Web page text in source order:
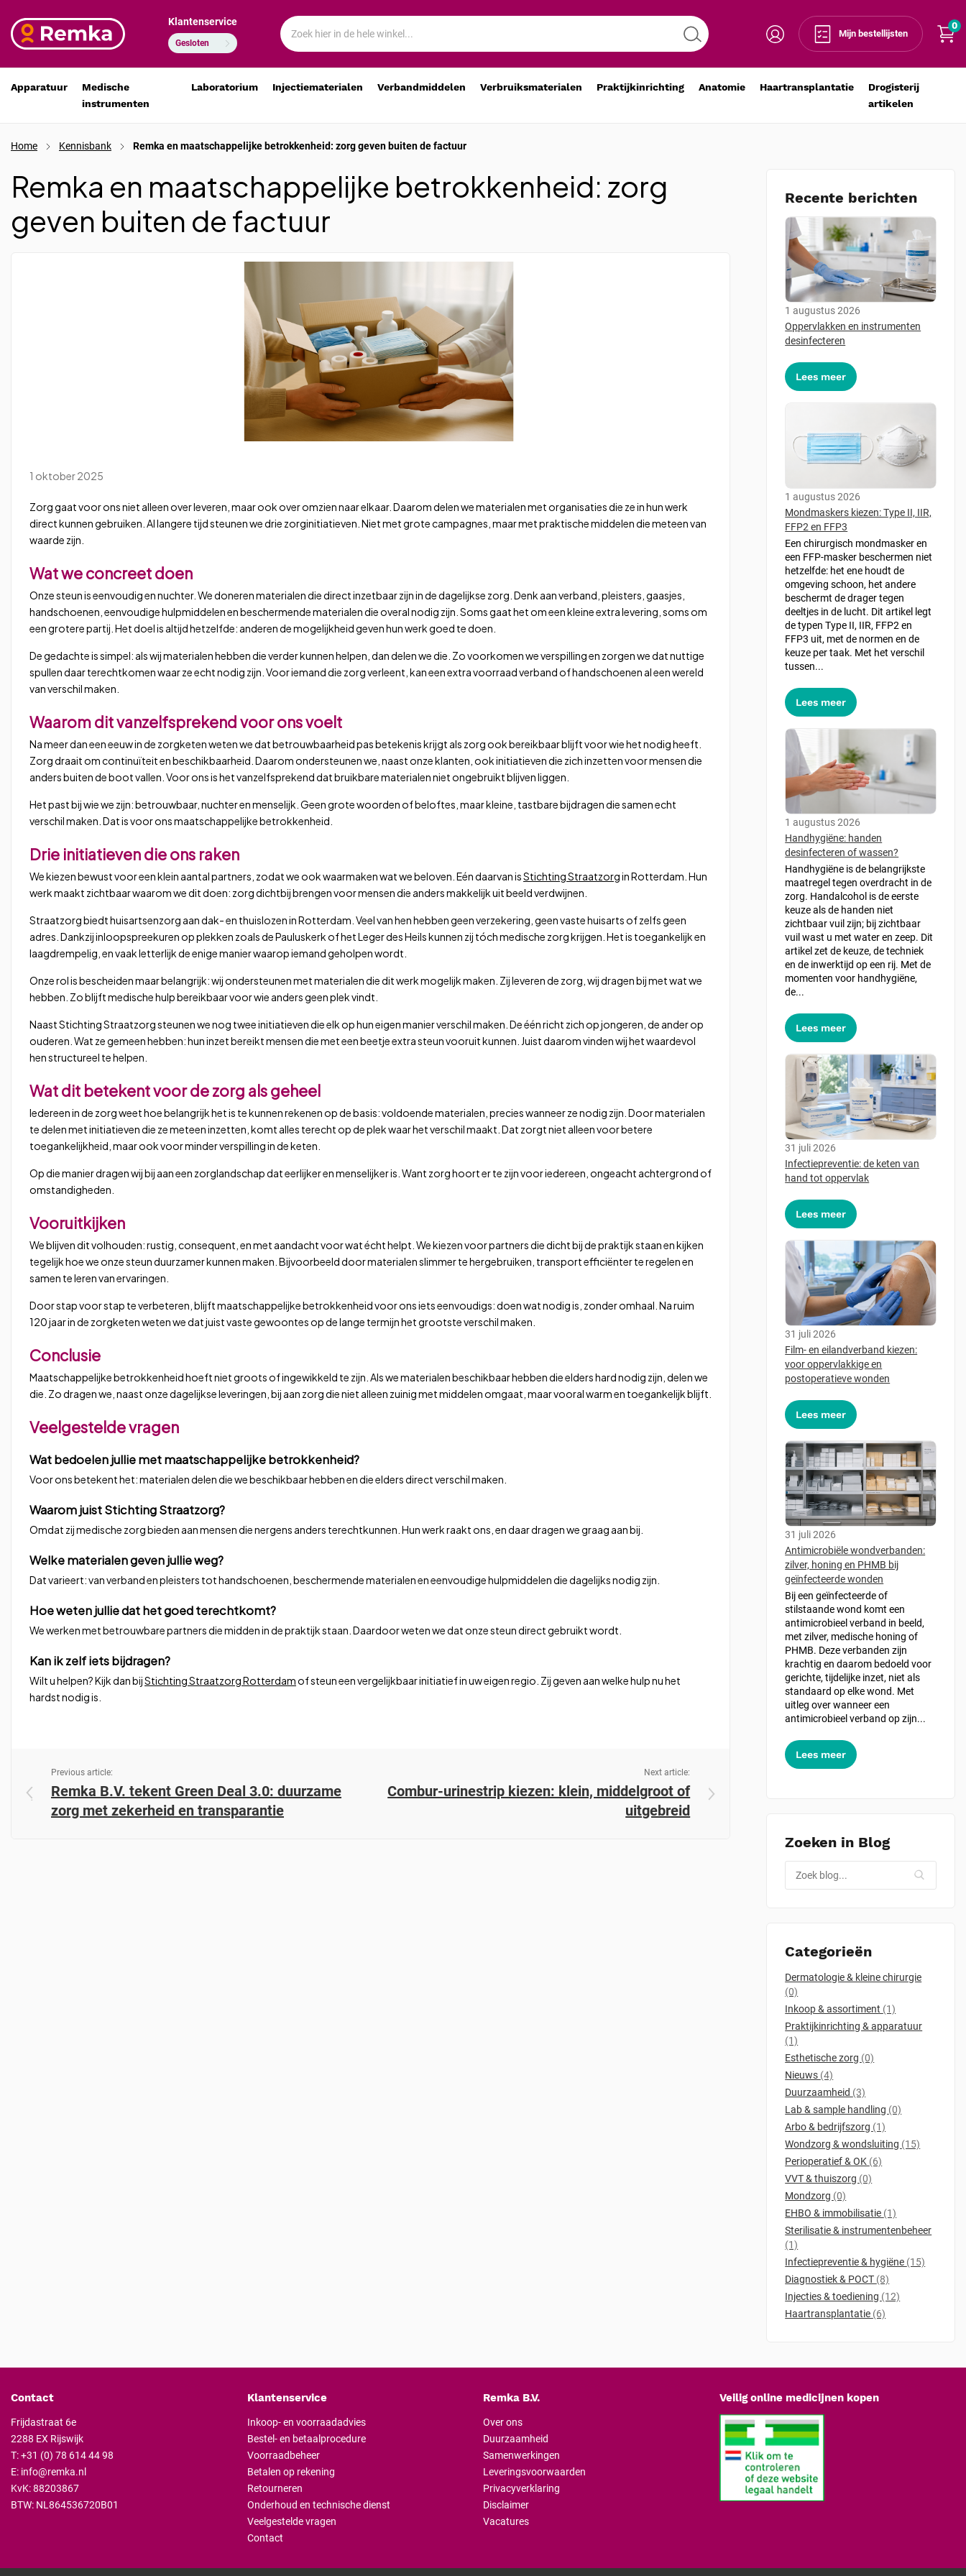
Mijn bestellijsten
0
Klantenservice
Gesloten
Apparatuur
Medische
instrumenten
Laboratorium Injectiematerialen Verbandmiddelen Verbruiksmaterialen Praktijkinrichting Anatomie Haartransplantatie
Drogisterij
artikelen
Home Kennisbank Remka en maatschappelijke betrokkenheid: zorg geven buiten de factuur
Remka en maatschappelijke betrokkenheid: zorg
geven buiten de factuur
1 oktober 2025
Zorg gaat voor ons niet alleen over leveren, maar ook over omzien naar elkaar. Daarom delen we materialen met organisaties die ze in hun werk
direct kunnen gebruiken. Al langere tijd steunen we drie zorginitiatieven. Niet met grote campagnes, maar met praktische middelen die meteen van
waarde zijn.
Wat we concreet doen
Onze steun is eenvoudig en nuchter. We doneren materialen die direct inzetbaar zijn in de dagelijkse zorg. Denk aan verband, pleisters, gaasjes,
handschoenen, eenvoudige hulpmiddelen en beschermende materialen die overal nodig zijn. Soms gaat het om een kleine extra levering, soms om
een grotere partij. Het doel is altijd hetzelfde: anderen de mogelijkheid geven hun werk goed te doen.
De gedachte is simpel: als wij materialen hebben die verder kunnen helpen, dan delen we die. Zo voorkomen we verspilling en zorgen we dat nuttige
spullen daar terechtkomen waar ze echt nodig zijn. Voor iemand die zorg verleent, kan een extra voorraad verband of handschoenen al een wereld
van verschil maken.
Waarom dit vanzelfsprekend voor ons voelt
Na meer dan een eeuw in de zorgketen weten we dat betrouwbaarheid pas betekenis krijgt als zorg ook bereikbaar blijft voor wie het nodig heeft.
Zorg draait om continuïteit en beschikbaarheid. Daarom ondersteunen we, naast onze klanten, ook initiatieven die zich inzetten voor mensen die
anders buiten de boot vallen. Voor ons is het vanzelfsprekend dat bruikbare materialen niet ongebruikt blijven liggen.
Het past bij wie we zijn: betrouwbaar, nuchter en menselijk. Geen grote woorden of beloftes, maar kleine, tastbare bijdragen die samen echt
verschil maken. Dat is voor ons maatschappelijke betrokkenheid.
Drie initiatieven die ons raken
We kiezen bewust voor een klein aantal partners, zodat we ook waarmaken wat we beloven. Eén daarvan isStichting Straatzorgin Rotterdam. Hun
werk maakt zichtbaar waarom we dit doen: zorg dichtbij brengen voor mensen die anders makkelijk uit beeld verdwijnen.
Straatzorg biedt huisartsenzorg aan dak- en thuislozen in Rotterdam. Veel van hen hebben geen verzekering, geen vaste huisarts of zelfs geen
adres. Dankzij inloopspreekuren op plekken zoals de Pauluskerk of het Leger des Heils kunnen zij tóch medische zorg krijgen. Het is toegankelijk en
laagdrempelig, en vaak letterlijk de enige manier waarop iemand geholpen wordt.
Onze rol is bescheiden maar belangrijk: wij ondersteunen met materialen die dit werk mogelijk maken. Zij leveren de zorg, wij dragen bij met wat we
hebben. Zo blijft medische hulp bereikbaar voor wie anders geen plek vindt.
Naast Stichting Straatzorg steunen we nog twee initiatieven die elk op hun eigen manier verschil maken. De één richt zich op jongeren, de ander op
ouderen. Wat ze gemeen hebben: hun inzet bereikt mensen die met een beetje extra steun vooruit kunnen. Juist daarom vinden wij het waardevol
hen structureel te helpen.
Wat dit betekent voor de zorg als geheel
Iedereen in de zorg weet hoe belangrijk het is te kunnen rekenen op de basis: voldoende materialen, precies wanneer ze nodig zijn. Door materialen
te delen met initiatieven die ze meteen inzetten, komt alles terecht op de plek waar het verschil maakt. Dat zorgt niet alleen voor betere
toegankelijkheid, maar ook voor minder verspilling in de keten.
Op die manier dragen wij bij aan een zorglandschap dat eerlijker en menselijker is. Want zorg hoort er te zijn voor iedereen, ongeacht achtergrond of
omstandigheden.
Vooruitkijken
We blijven dit volhouden: rustig, consequent, en met aandacht voor wat écht helpt. We kiezen voor partners die dicht bij de praktijk staan en kijken
tegelijk hoe we onze steun duurzamer kunnen maken. Bijvoorbeeld door materialen slimmer te hergebruiken, transport efficiënter te regelen en
samen te leren van ervaringen.
Door stap voor stap te verbeteren, blijft maatschappelijke betrokkenheid voor ons iets eenvoudigs: doen wat nodig is, zonder omhaal. Na ruim
120 jaar in de zorgketen weten we dat juist vaste gewoontes op de lange termijn het grootste verschil maken.
Conclusie
Maatschappelijke betrokkenheid hoeft niet groots of ingewikkeld te zijn. Als we materialen beschikbaar hebben die elders hard nodig zijn, delen we
die. Zo dragen we, naast onze dagelijkse leveringen, bij aan zorg die niet alleen zuinig met middelen omgaat, maar vooral warm en toegankelijk blijft.
Veelgestelde vragen
Wat bedoelen jullie met maatschappelijke betrokkenheid?
Voor ons betekent het: materialen delen die we beschikbaar hebben en die elders direct verschil maken.
Waarom juist Stichting Straatzorg?
Omdat zij medische zorg bieden aan mensen die nergens anders terechtkunnen. Hun werk raakt ons, en daar dragen we graag aan bij.
Welke materialen geven jullie weg?
Dat varieert: van verband en pleisters tot handschoenen, beschermende materialen en eenvoudige hulpmiddelen die dagelijks nodig zijn.
Hoe weten jullie dat het goed terechtkomt?
We werken met betrouwbare partners die midden in de praktijk staan. Daardoor weten we dat onze steun direct gebruikt wordt.
Kan ik zelf iets bijdragen?
Wilt u helpen? Kijk dan bijStichting Straatzorg Rotterdamof steun een vergelijkbaar initiatief in uw eigen regio. Zij geven aan welke hulp nu het
hardst nodig is.
Previous article:
Remka B.V. tekent Green Deal 3.0: duurzame
zorg met zekerheid en transparantie
Next article:
Combur-urinestrip kiezen: klein, middelgroot of
uitgebreid
Recente berichten
1 augustus 2026
Oppervlakken en instrumenten
desinfecteren
Lees meer
1 augustus 2026
Mondmaskers kiezen: Type II, IIR,
FFP2 en FFP3
Een chirurgisch mondmasker en
een FFP-masker beschermen niet
hetzelfde: het ene houdt de
omgeving schoon, het andere
beschermt de drager tegen
deeltjes in de lucht. Dit artikel legt
de typen Type II, IIR, FFP2 en
FFP3 uit, met de normen en de
keuze per taak. Met het verschil
tussen...
Lees meer
1 augustus 2026
Handhygiëne: handen
desinfecteren of wassen?
Handhygiëne is de belangrijkste
maatregel tegen overdracht in de
zorg. Handalcohol is de eerste
keuze als de handen niet
zichtbaar vuil zijn; bij zichtbaar
vuil wast u met water en zeep. Dit
artikel zet de keuze, de techniek
en de inwerktijd op een rij. Met de
momenten voor handhygiëne,
de...
Lees meer
31 juli 2026
Infectiepreventie: de keten van
hand tot oppervlak
Lees meer
31 juli 2026
Film- en eilandverband kiezen:
voor oppervlakkige en
postoperatieve wonden
Lees meer
31 juli 2026
Antimicrobiële wondverbanden:
zilver, honing en PHMB bij
geïnfecteerde wonden
Bij een geïnfecteerde of
stilstaande wond komt een
antimicrobieel verband in beeld,
met zilver, medische honing of
PHMB. Deze verbanden zijn
krachtig en daarom bedoeld voor
gerichte, tijdelijke inzet, niet als
standaard op elke wond. Met
uitleg over wanneer een
antimicrobieel verband op zijn...
Lees meer
Zoeken in Blog
Categorieën
Dermatologie & kleine chirurgie
(0)
Inkoop & assortiment (1)
Praktijkinrichting & apparatuur
(1)
Esthetische zorg (0)
Nieuws (4)
Duurzaamheid (3)
Lab & sample handling (0)
Arbo & bedrijfszorg (1)
Wondzorg & wondsluiting (15)
Perioperatief & OK (6)
VVT & thuiszorg (0)
Mondzorg (0)
EHBO & immobilisatie (1)
Sterilisatie & instrumentenbeheer
(1)
Infectiepreventie & hygiëne (15)
Diagnostiek & POCT (8)
Injecties & toediening (12)
Haartransplantatie (6)
Contact
Frijdastraat 6e
2288 EX Rijswijk
T:+31 (0) 78 614 44 98
E: info@remka.nl
KvK: 88203867
BTW: NL864536720B01
Klantenservice
Inkoop- en voorraadadvies
Bestel- en betaalprocedure
Voorraadbeheer
Betalen op rekening
Retourneren
Onderhoud en technische dienst
Veelgestelde vragen
Contact
Remka B.V.
Over ons
Duurzaamheid
Samenwerkingen
Leveringsvoorwaarden
Privacyverklaring
Disclaimer
Vacatures
Veilig online medicijnen kopen